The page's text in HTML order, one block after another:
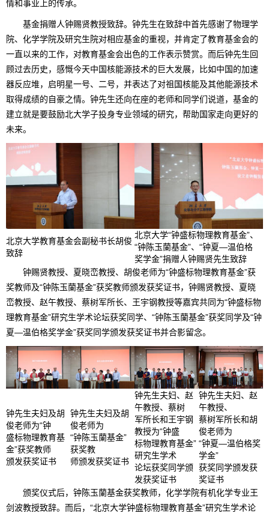
情和事业上的传承。
基金捐赠人钟赐贤教授致辞。钟先生在致辞中首先感谢了物理学
院、化学学院及研究生院对相应基金的重视，并肯定了教育基金会的
一直以来的工作，对教育基金会出色的工作表示赞赏。而后钟先生回
顾过去历史，感慨今天中国核能源技术的巨大发展，比如中国的加速
器反应堆，启明星一号、二号，并表达了对祖国核能及其他能源技术
取得成绩的自豪之情。钟先生还向在座的老师和同学们说道，基金的
建立就是要鼓励北大学子投身专业领域的研究，帮助国家走向更好的
未来。
北京大学教育基金会副秘书长胡俊
致辞
北京大学“钟盛标物理教育基金”、
“钟陈玉蘭基金”、“钟夏—温伯格
奖学金”捐赠人钟赐贤先生致辞
钟赐贤教授、夏晓峦教授、胡俊老师为“钟盛标物理教育基金”获
奖教师及“钟陈玉蘭基金”获奖教师颁发获奖证书，钟赐贤教授、夏晓
峦教授、赵午教授、蔡树军所长、王宇钢教授等嘉宾共同为“钟盛标物
理教育基金”研究生学术论坛获奖同学、“钟陈玉蘭基金”获奖同学及“钟
夏—温伯格奖学金”获奖同学颁发获奖证书并合影留念。
钟先生夫妇及胡
俊老师为“钟
盛标物理教育基
金”获奖教师
颁发获奖证书
钟先生夫妇及胡
俊老师为
“钟陈玉蘭基金”
获奖教
师颁发获奖证书
钟先生夫妇、赵
午教授、蔡树
军所长和王宇钢
教授为“钟盛
标物理教育基金”
研究生学术
论坛获奖同学颁
发获奖证书
钟先生夫妇、赵
午教授、
蔡树军所长和胡
俊老师为
“钟夏—温伯格奖
学金”
获奖同学颁发获
奖证书
颁奖仪式后，钟陈玉蘭基金获奖教师，化学学院有机化学专业王
剑波教授致辞。而后，“北京大学钟盛标物理教育基金”研究生学术论